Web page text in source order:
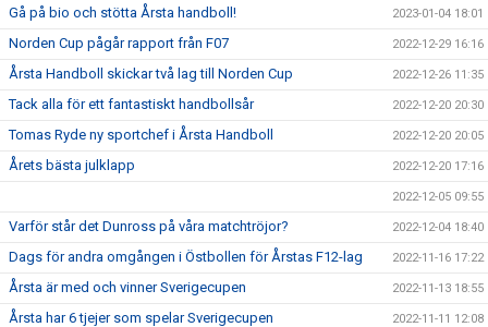
Gå på bio och stötta Årsta handboll! 2023-01-04 18:01
Norden Cup pågår rapport från F07 2022-12-29 16:16
Årsta Handboll skickar två lag till Norden Cup 2022-12-26 11:35
Tack alla för ett fantastiskt handbollsår 2022-12-20 20:30
Tomas Ryde ny sportchef i Årsta Handboll 2022-12-20 20:05
Årets bästa julklapp 2022-12-20 17:16
2022-12-05 09:55
Varför står det Dunross på våra matchtröjor? 2022-12-04 18:40
Dags för andra omgången i Östbollen för Årstas F12-lag 2022-11-16 17:22
Årsta är med och vinner Sverigecupen 2022-11-13 18:55
Årsta har 6 tjejer som spelar Sverigecupen 2022-11-11 12:08